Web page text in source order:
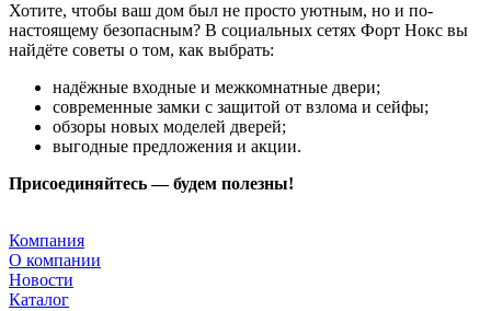
Хотите, чтобы ваш дом был не просто уютным, но и по-
настоящему безопасным? В социальных сетях Форт Нокс вы
найдёте советы о том, как выбрать:
надёжные входные и межкомнатные двери;
современные замки с защитой от взлома и сейфы;
обзоры новых моделей дверей;
выгодные предложения и акции.
Присоединяйтесь — будем полезны!
Компания
О компании
Новости
Каталог